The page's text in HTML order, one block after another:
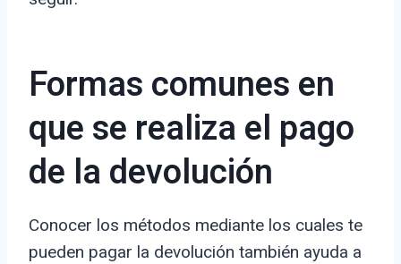
Formas comunes en
que se realiza el pago
de la devolución
Conocer los métodos mediante los cuales te
pueden pagar la devolución también ayuda a